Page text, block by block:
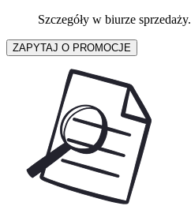
Szczegóły w biurze sprzedaży.
ZAPYTAJ O PROMOCJE